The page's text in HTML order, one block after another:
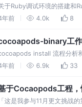
于Ruby调试环境的搭建和
的源码
年前 4.0k 8
binary工
install 流程分析
年前
6.9k 33
于Cocaopods工程
「这是我参与11月更文挑战